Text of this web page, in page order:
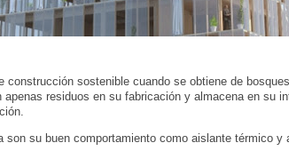
construcción sostenible cuando se obtiene de
apenas residuos en su fabricación y almacena en su
son su buen comportamiento como aislante térmico y